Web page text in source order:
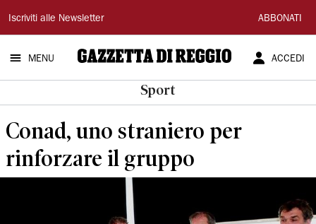
Gazzetta
di
Reggio
Iscriviti alle Newsletter ABBONATI
MENU ACCEDI
Sport
Conad, uno straniero per
rinforzare il gruppo